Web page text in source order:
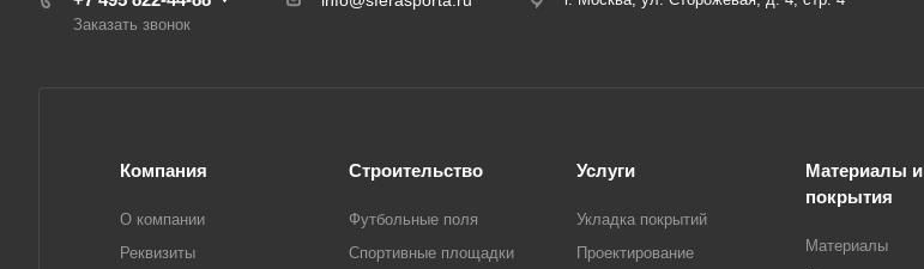
Заказать звонок
Компания
О компании
Реквизиты
Строительство
Футбольные поля
Спортивные площадки
Услуги
Укладка покрытий
Проектирование
Материалы и
покрытия
Материалы